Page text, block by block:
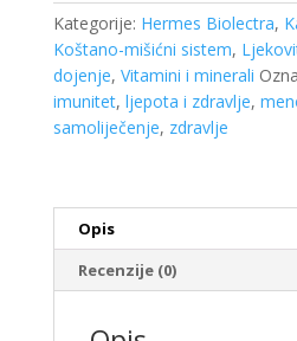
ultra
a
20
vrećica
količina
Kategorije: Hermes Biolectra,
Koštano-mišićni sistem,
dojenje, Vitamini i minerali
imunitet, ljepota i zdravlje,
samoliječenje, zdravlje
Opis
Recenzije (0)